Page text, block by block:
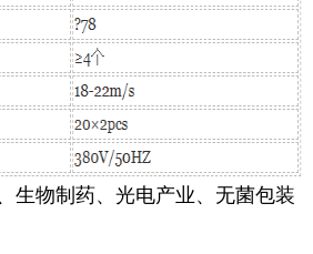
生物制药、光电产业、无菌包装